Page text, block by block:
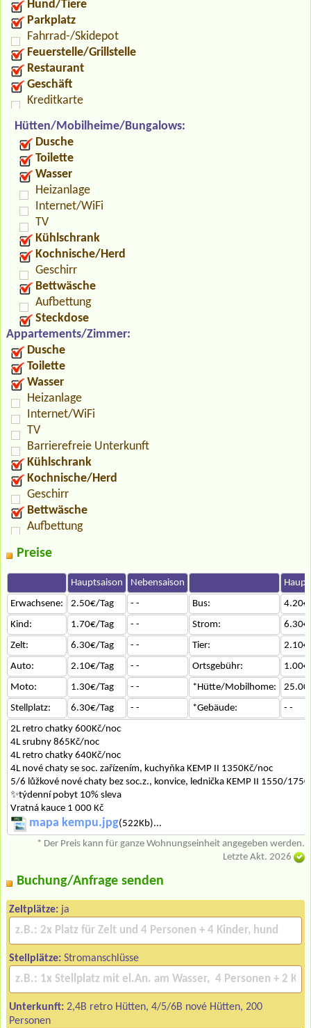
Hund/Tiere
Parkplatz
Fahrrad-/Skidepot
Feuerstelle/Grillstelle
Restaurant
Geschäft
Kreditkarte
Hütten/Mobilheime/Bungalows:
Dusche
Toilette
Wasser
Heizanlage
Internet/WiFi
TV
Kühlschrank
Kochnische/Herd
Geschirr
Bettwäsche
Aufbettung
Steckdose
Appartements/Zimmer:
Dusche
Toilette
Wasser
Heizanlage
Internet/WiFi
TV
Barrierefreie Unterkunft
Kühlschrank
Kochnische/Herd
Geschirr
Bettwäsche
Aufbettung
Preise
Hauptsaison Nebensaison
Erwachsene:
2.50€/Tag - - Bus:
Kind:
1.70€/Tag - - Strom:
Zelt:
6.30€/Tag - - Tier:
Auto:
2.10€/Tag - - Ortsgebühr:
Moto:
1.30€/Tag - - *Hütte/Mobilhome:
Stellplatz:
6.30€/Tag - - *Gebäude:
- -
2L retro chatky 600Kč/noc
4L srubny 865Kč/noc
4L retro chatky 640Kč/noc
4L nové chaty se soc. zařízením, kuchyňka KEMP II 1350Kč/noc
5/6 lůžkové nové chaty bez soc.z., konvice, lednička KEMP II 1550/
✨týdenní pobyt 10% sleva
Vratná kauce 1 000 Kč
mapa kempu.jpg(522Kb)...
* Der Preis kann für ganze Wohnungseinheit angegeben werden.
Letzte Akt. 2026
Buchung/Anfrage senden
Zeltplätze: ja
Stellplätze: Stromanschlüsse
Unterkunft: 2,4B retro Hütten, 4/5/6B nové Hütten, 200
Personen